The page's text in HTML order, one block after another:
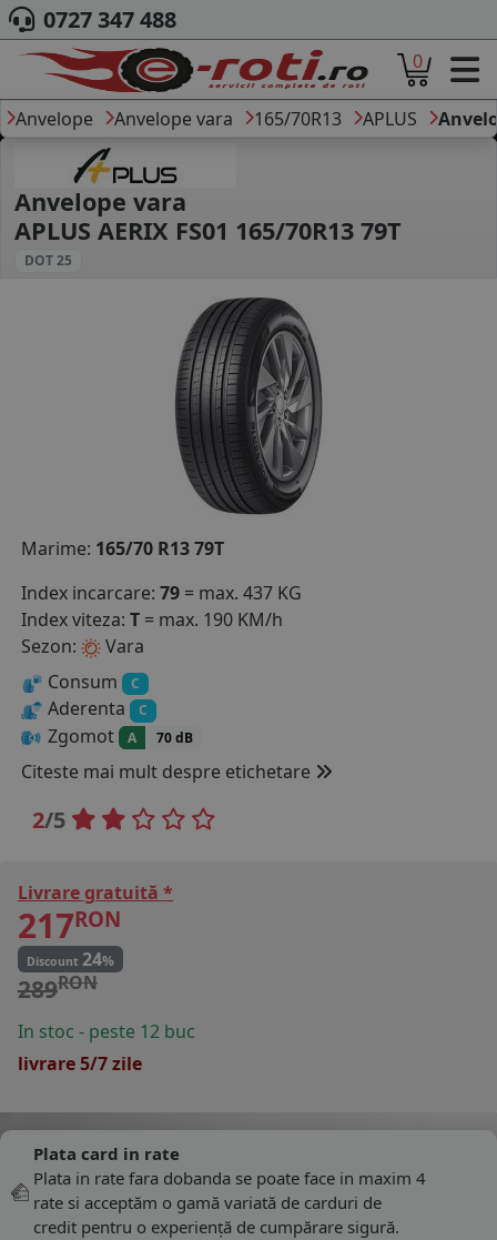
ACASA
DESPRE NOI
ANVELOPE
CAMION
MOTO
DIMENSIUNI
PRODUCATORI ANVELOPE
MARCA AUTO
BLOG
B2B - COLABORARE COMPANII
CONT
CONTACT
0727 347 488
0
Anvelope Anvelope vara 165/70R13 APLUS
Anvelope vara
APLUS AERIX FS01 165/70R13 79T
DOT 25
Marime: 165/70 R13 79T
Index incarcare: 79 = max. 437 KG
Index viteza: T = max. 190 KM/h
Sezon:
Vara
Consum
C
Aderenta C
Zgomot A 70 dB
Citeste mai mult despre etichetare
2/5
Livrare gratuită *
217RON
Discount 24%
289RON
In stoc - peste 12 buc
livrare 5/7 zile
Plata card in rate
Plata in rate fara dobanda se poate face in maxim 4
rate si acceptăm o gamă variată de carduri de
credit pentru o experiență de cumpărare sigură.